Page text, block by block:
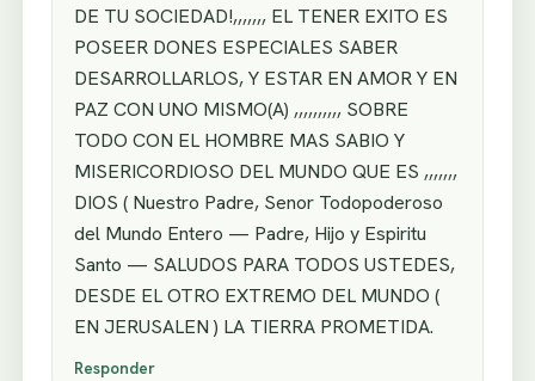
DE TU SOCIEDAD!,,,,,,, EL TENER EXITO ES
POSEER DONES ESPECIALES SABER
DESARROLLARLOS, Y ESTAR EN AMOR Y EN
PAZ CON UNO MISMO(A) ,,,,,,,,,, SOBRE
TODO CON EL HOMBRE MAS SABIO Y
MISERICORDIOSO DEL MUNDO QUE ES ,,,,,,,
DIOS ( Nuestro Padre, Senor Todopoderoso
del Mundo Entero — Padre, Hijo y Espiritu
Santo — SALUDOS PARA TODOS USTEDES,
DESDE EL OTRO EXTREMO DEL MUNDO (
EN JERUSALEN ) LA TIERRA PROMETIDA.
Responder